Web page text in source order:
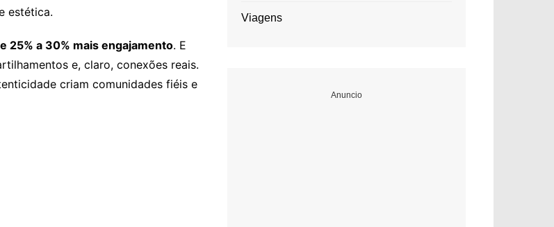
estética.
25% a 30% mais engajamento. E
e, claro, conexões reais.
criam comunidades fiéis e
Viagens
Anuncio